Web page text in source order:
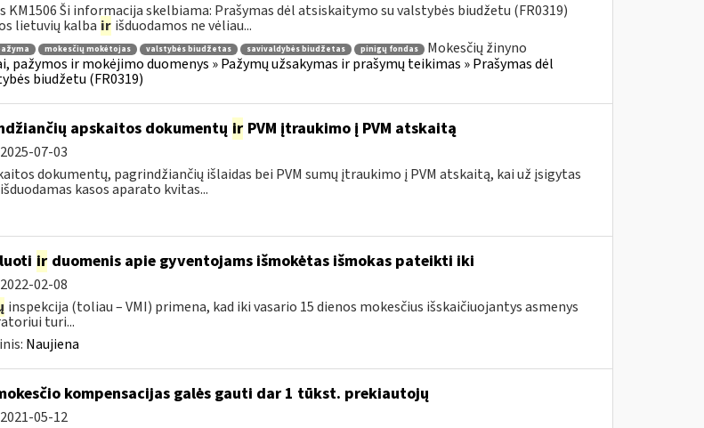
KM1506 Ši informacija skelbiama: Prašymas dėl atsiskaitymo su valstybės biudžetu (FR0319)
lietuvių kalba ir išduodamos ne vėliau...
mokesčių mokėtojas valstybės biudžetas savivaldybės biudžetas pinigų fondas
Mokesčių žinyno
pažymos ir mokėjimo duomenys » Pažymų užsakymas ir prašymų teikimas » Prašymas dėl
biudžetu (FR0319)
apskaitos dokumentų irPVM įtraukimo į PVM atskaitą
2025-07-03
dokumentų, pagrindžiančių išlaidas bei PVM sumų įtraukimo į PVM atskaitą, kai už įsigytas
kasos aparato kvitas...
irduomenis apie gyventojams išmokėtas išmokas pateikti iki
2022-02-08
inspekcija (toliau – VMI) primena, kad iki vasario 15 dienos mokesčius išskaičiuojantys asmenys
turi...
Naujiena
kompensacijas galės gauti dar 1 tūkst. prekiautojų
2021-05-12